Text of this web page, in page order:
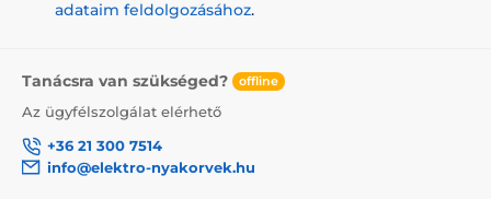
adataim feldolgozásához.
Tanácsra van szükséged? offline
Az ügyfélszolgálat elérhető
+36 21 300 7514
info@elektro-nyakorvek.hu